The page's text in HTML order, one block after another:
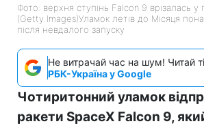
Фото: верхня ступінь Falcon 9 врізалась
(Getty Images)Уламок летів до Місяця
після невдалого запуску
Не витрачай час на шум! Читай
РБК-Україна у Google
Чотиритонний уламок
ракети SpaceX Falcon 9,